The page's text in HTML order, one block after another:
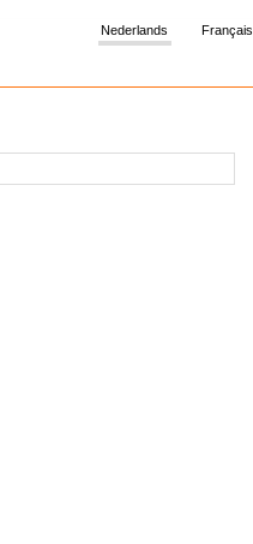
Français
Nederlands